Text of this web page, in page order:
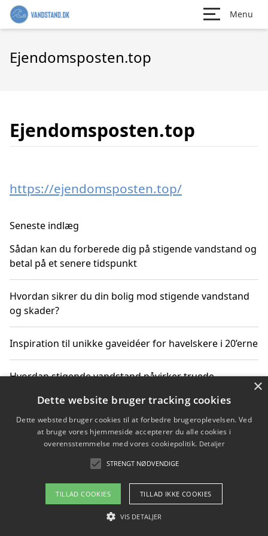
Menu
Ejendomsposten.top
Ejendomsposten.top
https://ejendomsposten.top/
Seneste indlæg
Sådan kan du forberede dig på stigende vandstand og
betal på et senere tidspunkt
Hvordan sikrer du din bolig mod stigende vandstand
og skader?
Inspiration til unikke gaveidéer for havelskere i 20’erne
Hvordan stigende vandstand påvirker truede
Sådan vælger du de bedste vandrerygsække til
vandreture i Danmark
Copyright 2026 - Pilanto Aps
Om / kontakt
×
Dette website bruger tracking cookies
Dette websted bruger cookies til at forbedre brugeroplevelsen. Ved
at bruge vores hjemmeside accepterer du alle cookies i
overensstemmelse med vores cookiepolitik. Detaljer
STRENGT NØDVENDIGE
TILLAD COOKIES TILLAD IKKE COOKIES
VIS DETALJER